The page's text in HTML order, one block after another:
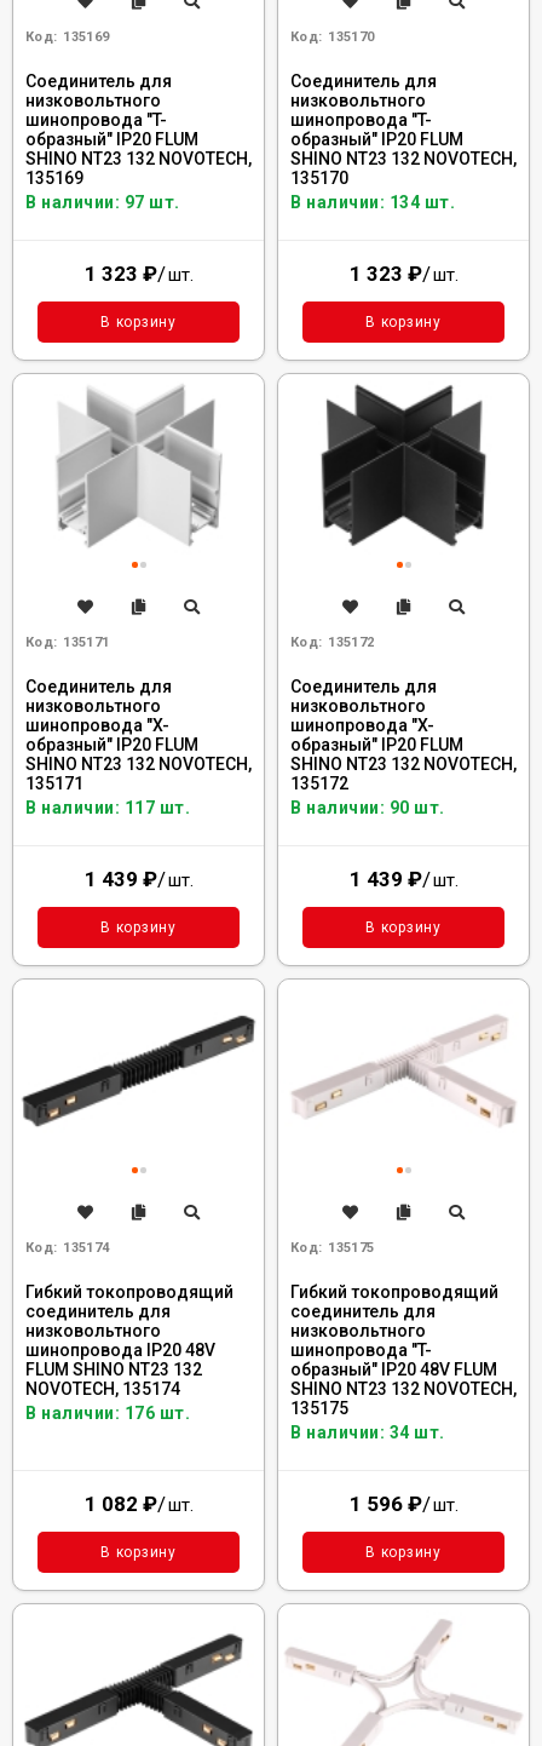
Код: 135169
Соединитель для
низковольтного
шинопровода "T-
образный" IP20 FLUM
SHINO NT23 132 NOVOTECH,
135169
В наличии: 97 шт.
1 323 ₽/шт.
В корзину
Код: 135170
Соединитель для
низковольтного
шинопровода "T-
образный" IP20 FLUM
SHINO NT23 132 NOVOTECH,
135170
В наличии: 134 шт.
1 323 ₽/шт.
В корзину
Код: 135171
Соединитель для
низковольтного
шинопровода "X-
образный" IP20 FLUM
SHINO NT23 132 NOVOTECH,
135171
В наличии: 117 шт.
1 439 ₽/шт.
В корзину
Код: 135172
Соединитель для
низковольтного
шинопровода "X-
образный" IP20 FLUM
SHINO NT23 132 NOVOTECH,
135172
В наличии: 90 шт.
1 439 ₽/шт.
В корзину
Код: 135174
Гибкий токопроводящий
соединитель для
низковольтного
шинопровода IP20 48V
FLUM SHINO NT23 132
NOVOTECH, 135174
В наличии: 176 шт.
1 082 ₽/шт.
В корзину
Код: 135175
Гибкий токопроводящий
соединитель для
низковольтного
шинопровода "T-
образный" IP20 48V FLUM
SHINO NT23 132 NOVOTECH,
135175
В наличии: 34 шт.
1 596 ₽/шт.
В корзину